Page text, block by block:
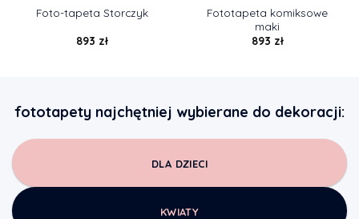
Foto-tapeta Storczyk
893 zł
Fototapeta komiksowe
maki
893 zł
fototapety najchętniej wybierane do dekoracji:
DLA DZIECI
KWIATY